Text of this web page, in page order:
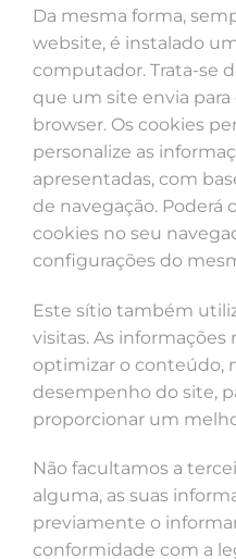
Da mesma forma,
website, é instalado
computador. Trata-se
que um site envia para
browser. Os cookies
personalize as
apresentadas, com
de navegação. Poderá
cookies no seu
configurações do
Este sítio também
visitas. As informações
optimizar o conteúdo,
desempenho do site,
proporcionar um
Não facultamos a
alguma, as suas
previamente o
conformidade com a